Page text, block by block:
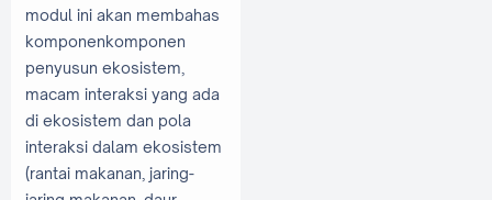
modul ini akan membahas
komponenkomponen
penyusun ekosistem,
macam interaksi yang ada
di ekosistem dan pola
interaksi dalam ekosistem
(rantai makanan, jaring-